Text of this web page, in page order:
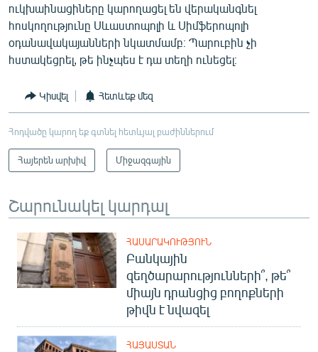
ուկխաինացիները կարողացել են վերականգնել
հոսկողությունը Սևաստոպոլի և Սիմֆերոպոլի
օդանավակայանների նկատմամբ։ Պարուբին չի
հստակեցրել, թե ինչպես է դա տեղի ունեցել։
Կիսվել Հետևեք մեզ
Հոդվածը կարող եք գտնել հետևյալ բաժիններում
Հայերեն արխիվ Միջազգային
Շարունակել կարդալ
ՀԱՍԱՐԱԿՈՒԹՅՈՒՆ
Բանկային
զեղծարարությունների՞, թե՞
միայն դրանցից բողոքների
թիվն է նվազել
ՀԱՅԱՍՏԱՆ